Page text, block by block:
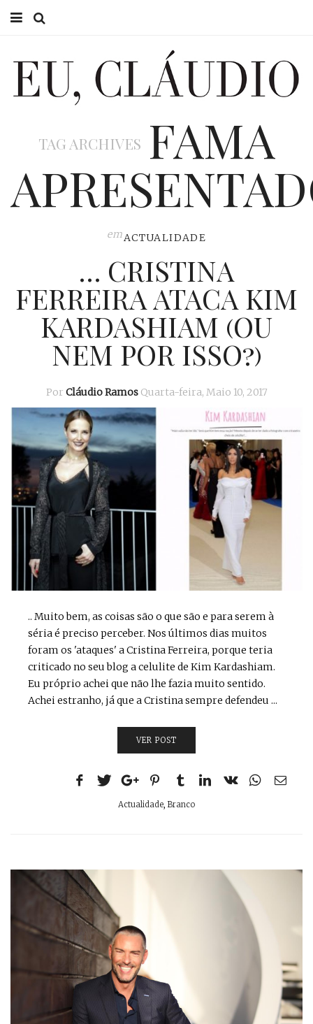
EU CLÁUDIO
EU NA TV
EU, PAI
TAG ARCHIVES FAMA
emACTUALIDADE
… CRISTINA
FERREIRA ATACA KIM
KARDASHIAM (OU
NEM POR ISSO?)
Por Cláudio Ramos Quarta-feira, Maio 10, 2017
.. Muito bem, as coisas são o que são e para serem à
séria é preciso perceber. Nos últimos dias muitos
foram os 'ataques' a Cristina Ferreira, porque teria
criticado no seu blog a celulite de Kim Kardashiam.
Eu próprio achei que não lhe fazia muito sentido.
Achei estranho, já que a Cristina sempre defendeu ...
VER POST
Actualidade Branco